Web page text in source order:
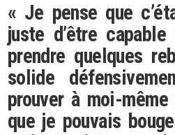
« Je pense que
juste d’être
prendre quelques
solide
prouver à moi-
que je pouvais